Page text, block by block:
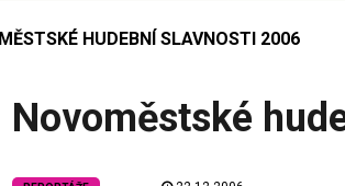
HUDEBNÍ SLAVNOSTI 2006
Novoměstské